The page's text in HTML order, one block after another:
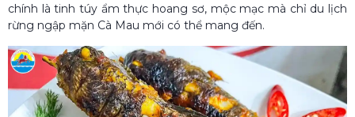
chính là tinh túy ẩm thực hoang sơ, mộc mạc mà chỉ du lịch
rừng ngập mặn Cà Mau mới có thể mang đến.